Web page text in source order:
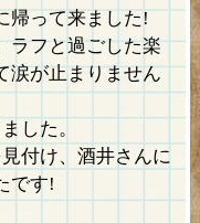
帰って来ました!
ラフと過ごした楽
涙が止まりません
した。
付け、 酒井さんに
です!